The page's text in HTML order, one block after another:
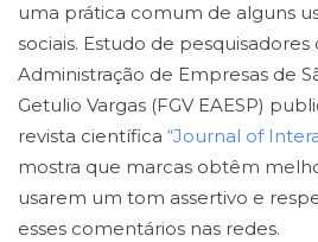
uma prática comum de alguns
sociais. Estudo de pesquisadores
Administração de Empresas de
Getulio Vargas (FGV EAESP)
revista científica “Journal of
mostra que marcas obtêm
usarem um tom assertivo e
esses comentários nas redes.